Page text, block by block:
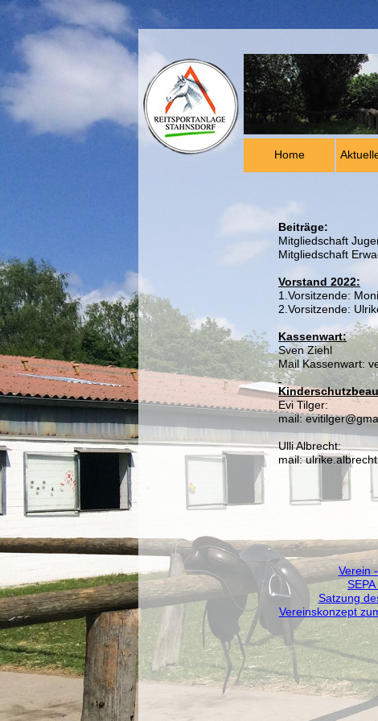
Home
Beiträge:
Mitgliedschaft
Mitgliedschaft
Vorstand 2022:
1.Vorsitzende:
2.Vorsitzende:
Kassenwart:
Sven Ziehl
Mail Kassenwart:
Evi Tilger:
mail:
Ulli Albrecht:
mail:
Verein
Satzung
Vereinskonzept